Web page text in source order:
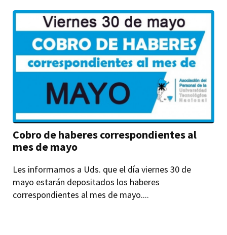
Cobro de haberes correspondientes al
mes de mayo
Les informamos a Uds. que el día viernes 30 de
mayo estarán depositados los haberes
correspondientes al mes de mayo....